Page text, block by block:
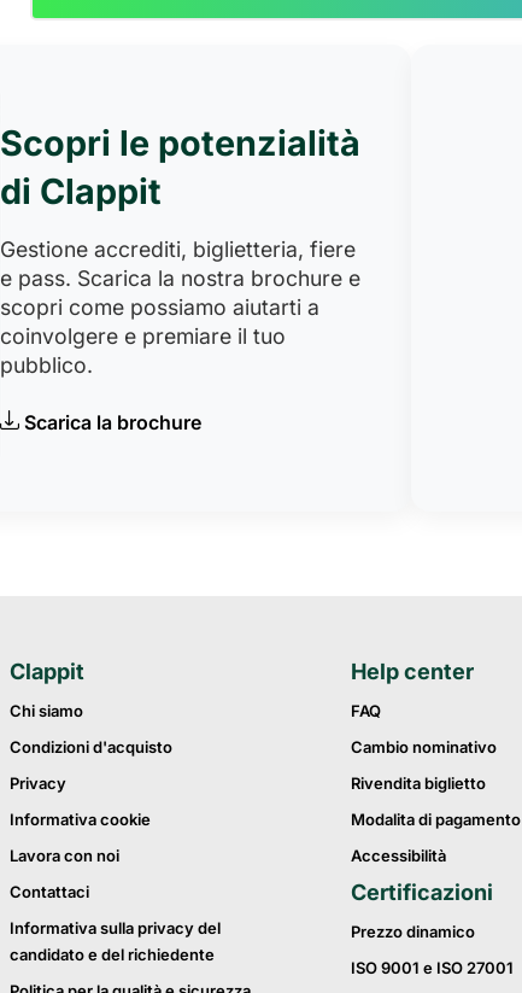
Scopri le potenzialità
di Clappit
Gestione accrediti, biglietteria, fiere
e pass. Scarica la nostra brochure e
scopri come possiamo aiutarti a
coinvolgere e premiare il tuo
pubblico.
Scarica la brochure
Clappit
Chi siamo
Condizioni d'acquisto
Privacy
Informativa cookie
Lavora con noi
Contattaci
Informativa sulla privacy del
candidato e del richiedente
Help center
FAQ
Cambio nominativo
Rivendita biglietto
Modalita di pagamento
Accessibilità
Certificazioni
Prezzo dinamico
ISO 9001 e ISO 27001